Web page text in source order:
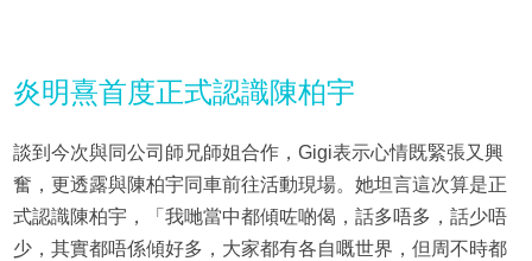
炎明熹首度正式認識陳柏宇
談到今次與同公司師兄師姐合作，Gigi表示心情既緊張又興
奮，更透露與陳柏宇同車前往活動現場。她坦言這次算是正
式認識陳柏宇，「我哋當中都傾咗啲偈，話多唔多，話少唔
少，其實都唔係傾好多，大家都有各自嘅世界，但周不時都